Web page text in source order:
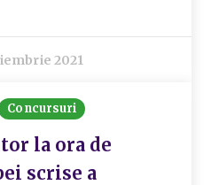
2021
Concursuri
la ora de
scrise a